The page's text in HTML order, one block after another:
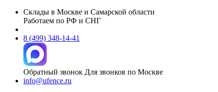
Склады в Москве и Самарской области
Работаем по РФ и СНГ
8 (499) 348-14-41
Обратный звонок Для звонков по Москве
info@ufence.ru